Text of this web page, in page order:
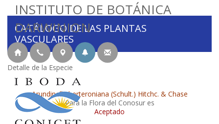
INSTITUTO DE BOTÁNICA
DARWINION
CATÁLOGO DE LAS PLANTAS
VASCULARES
Detalle de la Especie
Arundinella berteroniana (Schult.) Hitchc. & Chase
Para la Flora del Conosur es
Aceptado